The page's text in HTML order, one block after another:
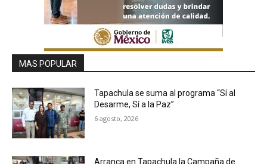
MAS POPULAR
Tapachula se suma al programa “Sí al
Desarme, Sí a la Paz”
6 agosto, 2026
Arranca en Tapachula la Campaña de